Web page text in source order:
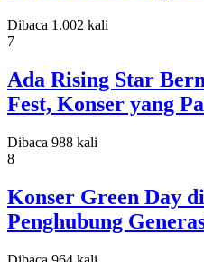
Dibaca 1.002 kali
7
Ada Rising Star
Fest, Konser yang
Dibaca 988 kali
8
Konser Green Day
Penghubung